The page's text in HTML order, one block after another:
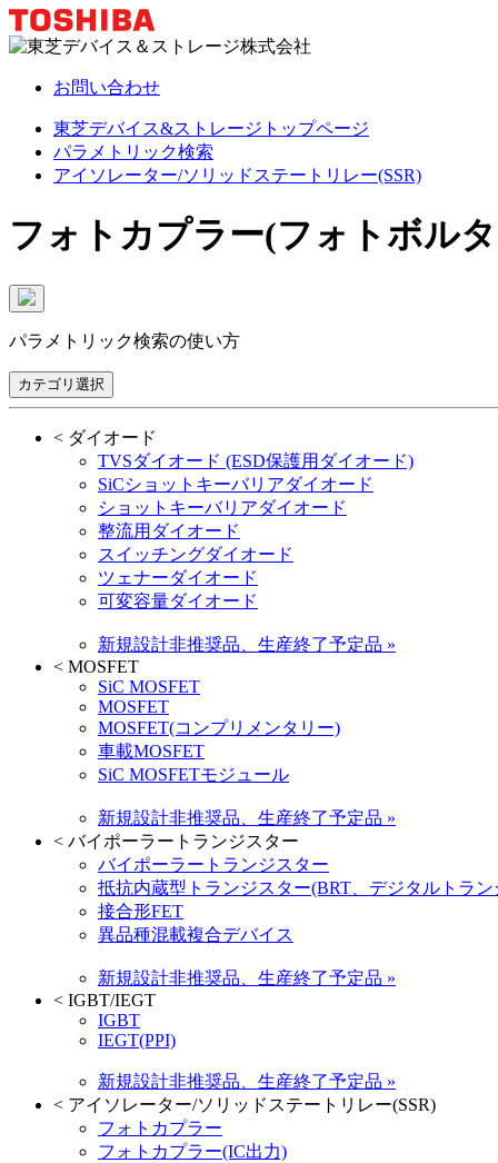
お問い合わせ
東芝デバイス&ストレージトップページ
パラメトリック検索
アイソレーター/ソリッドステートリレー(SSR)
フォトカプラー(フォトボル
パラメトリック検索の使い方
カテゴリ選択
< ダイオード
TVSダイオード (ESD保護用ダイオード)
SiCショットキーバリアダイオード
ショットキーバリアダイオード
整流用ダイオード
スイッチングダイオード
ツェナーダイオード
可変容量ダイオード
新規設計非推奨品、生産終了予定品 »
< MOSFET
SiC MOSFET
MOSFET
MOSFET(コンプリメンタリー)
車載MOSFET
SiC MOSFETモジュール
新規設計非推奨品、生産終了予定品 »
< バイポーラートランジスター
バイポーラートランジスター
抵抗内蔵型トランジスター(BRT、デジタルトラ
接合形FET
異品種混載複合デバイス
新規設計非推奨品、生産終了予定品 »
< IGBT/IEGT
IGBT
IEGT(PPI)
新規設計非推奨品、生産終了予定品 »
< アイソレーター/ソリッドステートリレー(SSR)
フォトカプラー
フォトカプラー(IC出力)